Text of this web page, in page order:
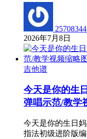
2026年7月8日
吉他谱
今天是你的生
弹唱示范/教学
今天是你的生日
指法初级进阶版